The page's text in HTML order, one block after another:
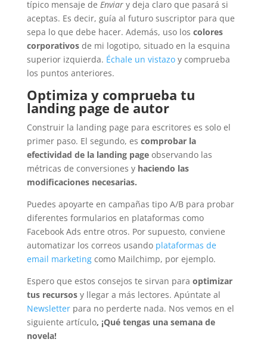
típico mensaje de Enviary deja claro que pasará si
aceptas. Es decir, guía al futuro suscriptor para que
sepa lo que debe hacer. Además, uso los colores
corporativosde mi logotipo, situado en la esquina
superior izquierda. Échale un vistazoy comprueba
los puntos anteriores.
Optimiza y comprueba tu
landing page de autor
Construir la landing page para escritores es solo el
primer paso. El segundo, es comprobar la
efectividad de la landing pageobservando las
métricas de conversiones y haciendo las
modificaciones necesarias.
Puedes apoyarte en campañas tipo A/B para probar
diferentes formularios en plataformas como
Facebook Ads entre otros. Por supuesto, conviene
automatizar los correos usando plataformas de
email marketingcomo Mailchimp, por ejemplo.
Espero que estos consejos te sirvan para optimizar
tus recursosy llegar a más lectores. Apúntate al
Newsletterpara no perderte nada. Nos vemos en el
siguiente artículo, ¡Qué tengas una semana de
novela!